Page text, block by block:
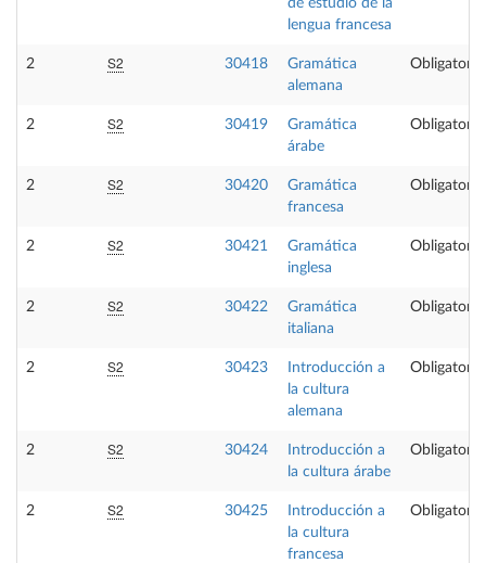
de estudio de la
lengua francesa
2 S2 30418
Gramática
alemana
Obligatoria
2 S2 30419
Gramática
árabe
Obligatoria
2 S2 30420
Gramática
francesa
Obligatoria
2 S2 30421
Gramática
inglesa
Obligatoria
2 S2 30422
Gramática
italiana
Obligatoria
2 S2 30423
Introducción a
la cultura
alemana
Obligatoria
2 S2 30424
Introducción a
la cultura árabe
Obligatoria
2 S2 30425
Introducción a
la cultura
francesa
Obligatoria